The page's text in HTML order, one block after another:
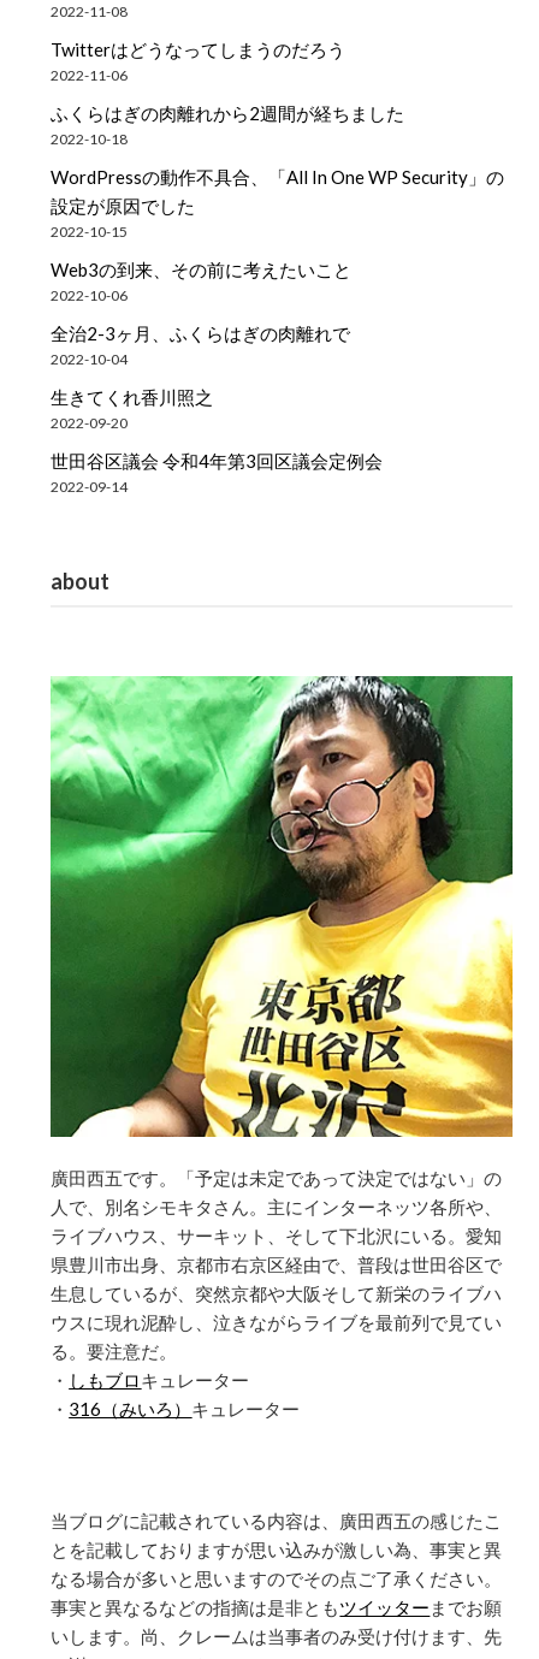
2022-11-08
Twitterはどうなってしまうのだろう
2022-11-06
ふくらはぎの肉離れから2週間が経ちました
2022-10-18
WordPressの動作不具合、「All In One WP Security」の
設定が原因でした
2022-10-15
Web3の到来、その前に考えたいこと
2022-10-06
全治2-3ヶ月、ふくらはぎの肉離れで
2022-10-04
生きてくれ香川照之
2022-09-20
世田谷区議会 令和4年第3回区議会定例会
2022-09-14
about
廣田西五です。「予定は未定であって決定ではない」の
人で、別名シモキタさん。主にインターネッツ各所や、
ライブハウス、サーキット、そして下北沢にいる。愛知
県豊川市出身、京都市右京区経由で、普段は世田谷区で
生息しているが、突然京都や大阪そして新栄のライブハ
ウスに現れ泥酔し、泣きながらライブを最前列で見てい
る。要注意だ。
・ しもブロキュレーター
・ 316（みいろ） キュレーター
当ブログに記載されている内容は、廣田西五の感じたこ
とを記載しておりますが思い込みが激しい為、事実と異
なる場合が多いと思いますのでその点ご了承ください。
事実と異なるなどの指摘は是非ともツイッター までお願
いします。尚、クレームは当事者のみ受け付けます、先